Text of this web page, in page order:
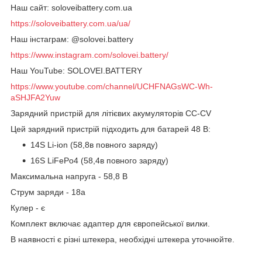
Наш сайт: soloveibattery.com.ua
https://soloveibattery.com.ua/ua/
Наш інстаграм: @solovei.battery
https://www.instagram.com/solovei.battery/
Наш YouTube: SOLOVEI.BATTERY
https://www.youtube.com/channel/UCHFNAGsWC-Wh-
aSHJFA2Yuw
Зарядний пристрій для літієвих акумуляторів CC-CV
Цей зарядний пристрій підходить для батарей 48 В:
14S Li-ion (58,8в повного заряду)
16S LiFePo4 (58,4в повного заряду)
Максимальна напруга - 58,8 В
Струм заряди - 18а
Кулер - є
Комплект включає адаптер для європейської вилки.
В наявності є різні штекера, необхідні штекера уточнюйте.